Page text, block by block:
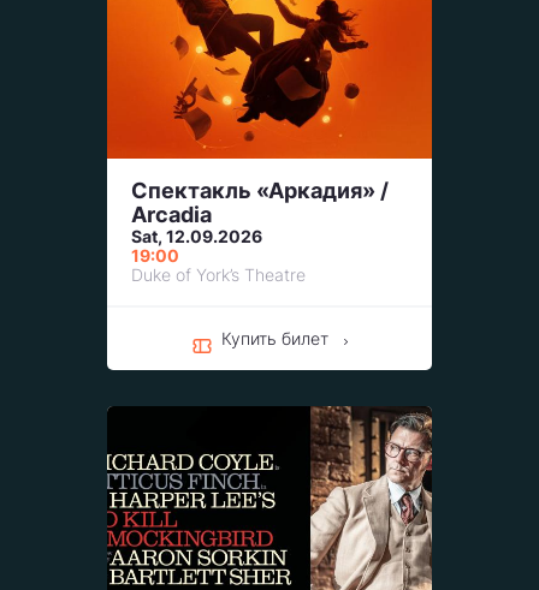
Спектакль «Аркадия» /
Arcadia
Sat, 12.09.2026
19:00
Duke of York’s Theatre
Купить билет